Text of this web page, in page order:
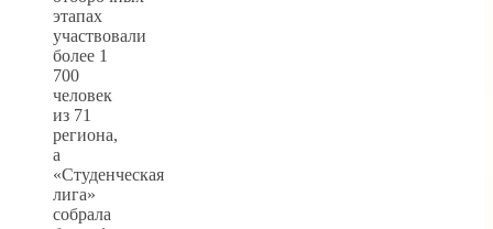
этапах
участвовали
более 1
700
человек
из 71
региона,
а
«Студенческая
лига»
собрала